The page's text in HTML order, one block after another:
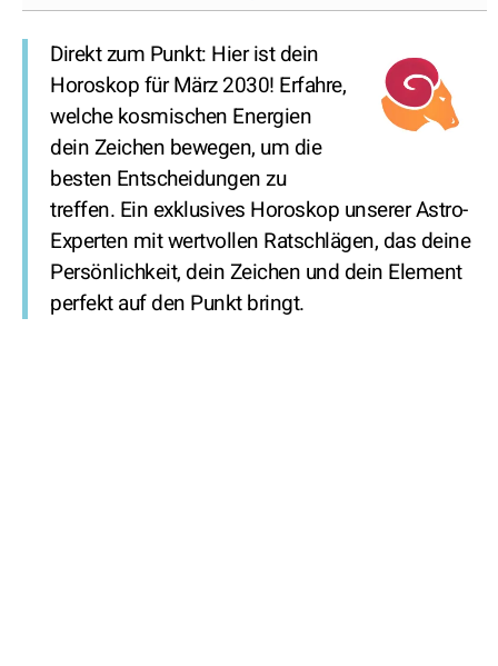
Direkt zum Punkt: Hier ist dein
Horoskop für März 2030! Erfahre,
welche kosmischen Energien
dein Zeichen bewegen, um die
besten Entscheidungen zu
treffen. Ein exklusives Horoskop unserer Astro-
Experten mit wertvollen Ratschlägen, das deine
Persönlichkeit, dein Zeichen und dein Element
perfekt auf den Punkt bringt.